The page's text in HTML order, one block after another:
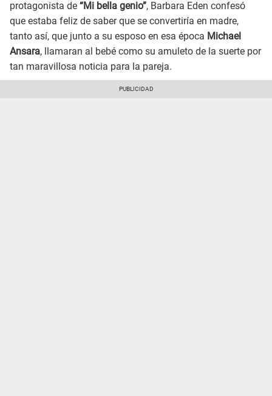
protagonista de “Mi bella genio”, Barbara Eden confesó
que estaba feliz de saber que se convertiría en madre,
tanto así, que junto a su esposo en esa época Michael
Ansara, llamaran al bebé como su amuleto de la suerte por
tan maravillosa noticia para la pareja.